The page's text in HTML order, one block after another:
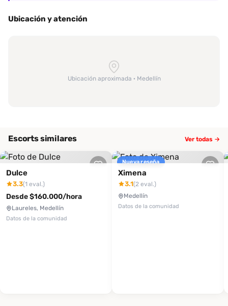
Ubicación y atención
Ubicación aproximada · Medellín
Escorts similares Ver todas →
Dulce
3.3(1 eval.)
Desde $160.000/hora
Laureles, Medellín
Datos de la comunidad
Nueva reseña
Ximena
3.1(2 eval.)
Medellín
Datos de la comunidad